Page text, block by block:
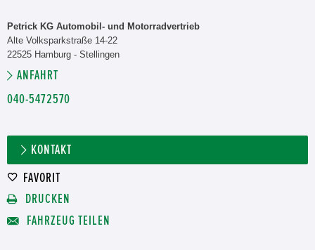
Petrick KG Automobil- und Motorradvertrieb
Alte Volksparkstraße 14-22
22525 Hamburg - Stellingen
ANFAHRT
040-5472570
KONTAKT
FAVORIT
DRUCKEN
FAHRZEUG TEILEN